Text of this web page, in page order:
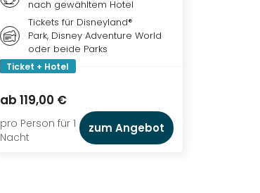
nach gewähltem Hotel
Tickets für Disneyland®
Park, Disney Adventure World
oder beide Parks
Ticket + Hotel
ab 119,00 €
pro Person für 1
Nacht
zum Angebot